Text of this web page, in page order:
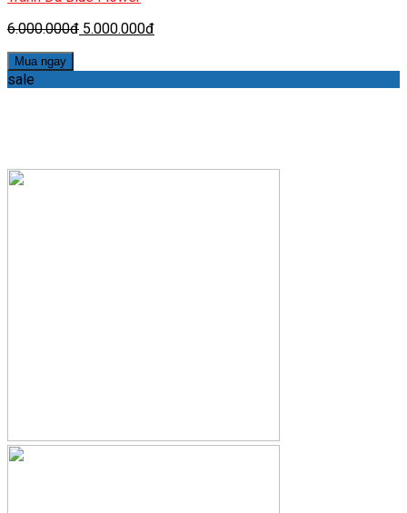
6.000.000đ 5.000.000đ
Mua ngay
sale